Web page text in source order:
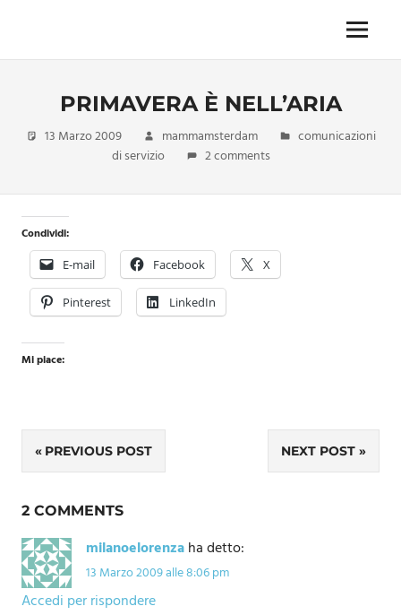
content
imprescindibile,
inevitabile
da
formato
monodose
nuova
confezione
migliorata
Menu
PRIMAVERA È NELL’ARIA
13 Marzo 2009 mammamsterdam
comunicazioni
di servizio
2 comments
Condividi:
E-mail Facebook X
Pinterest LinkedIn
Mi piace:
Navigazione
articoli
PREVIOUS POST NEXT POST
2 COMMENTS
milanoelorenzaha detto:
13 Marzo 2009 alle 8:06 pm
Accedi per rispondere